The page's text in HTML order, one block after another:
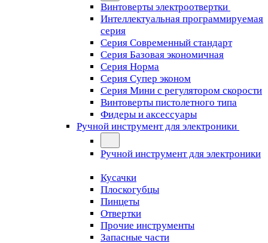
Винтоверты электроотвертки
Интеллектуальная программируемая
серия
Серия Современный стандарт
Серия Базовая экономичная
Серия Норма
Серия Cупер эконом
Серия Мини с регулятором скорости
Винтоверты пистолетного типа
Фидеры и аксессуары
Ручной инструмент для электроники
Ручной инструмент для электроники
Кусачки
Плоскогубцы
Пинцеты
Отвертки
Прочие инструменты
Запасные части